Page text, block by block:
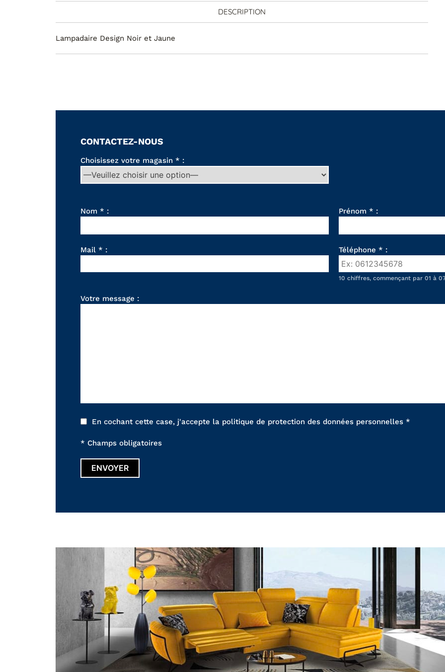
DESCRIPTION
Lampadaire Design Noir et Jaune
CONTACTEZ-NOUS
Choisissez votre magasin * :
Nom * : Prénom * :
Mail * : Téléphone * :
10 chiffres, commençant par 01 à
Votre message :
En cochant cette case, j'accepte la politique de protection des données personnelles *
* Champs obligatoires